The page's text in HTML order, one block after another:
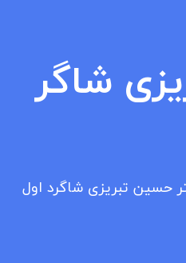
شاگر
حسین تبریزی شاگرد اول